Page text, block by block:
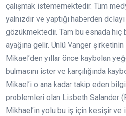
çalışmak istememektedir. Tüm
yalnızdır ve yaptığı haberden
gözükmektedir. Tam bu esnada
ayağına gelir. Ünlü Vanger
Mikael’den yıllar önce kaybolan
bulmasını ister ve karşılığında
Mikael’i o ana kadar takip eden
problemleri olan Lisbeth Salander
Mikhael’in yolu bu iş için kesişir